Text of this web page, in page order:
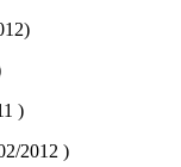
)
2012 )